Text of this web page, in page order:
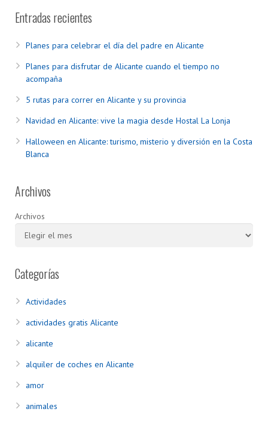
Entradas recientes
Planes para celebrar el día del padre en Alicante
Planes para disfrutar de Alicante cuando el tiempo no
acompaña
5 rutas para correr en Alicante y su provincia
Navidad en Alicante: vive la magia desde Hostal La Lonja
Halloween en Alicante: turismo, misterio y diversión en la Costa
Blanca
Archivos
Archivos
Categorías
Actividades
actividades gratis Alicante
alicante
alquiler de coches en Alicante
amor
animales